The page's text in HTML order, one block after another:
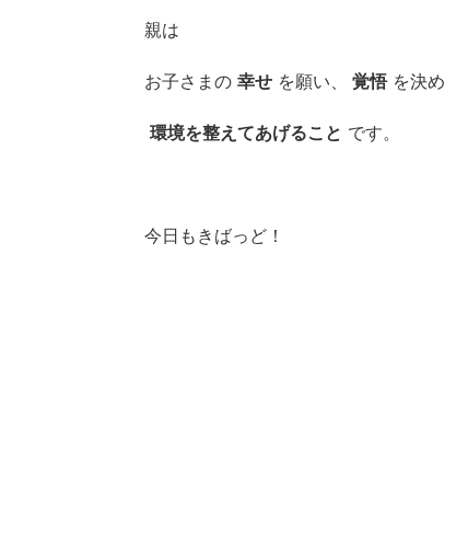
親は
お子さまの 幸せ を願い、 覚悟 を決め
環境を整えてあげること です。
今日もきばっど！